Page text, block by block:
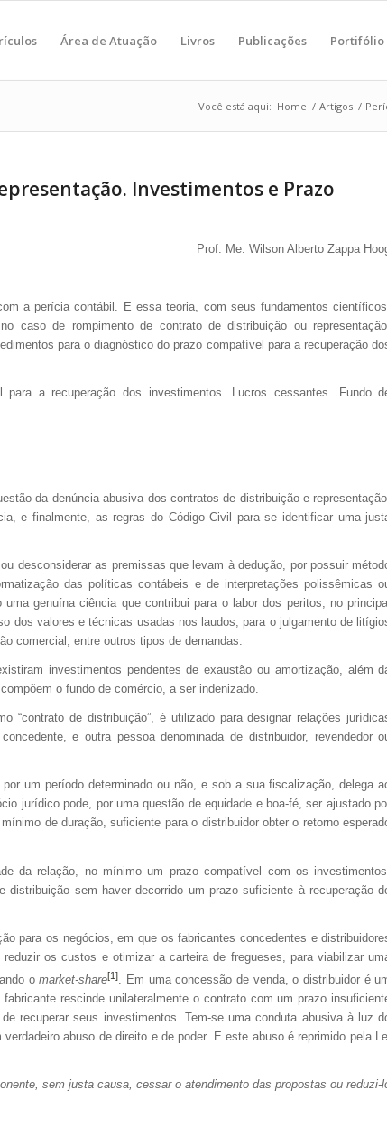
Área de Atuação Livros Publicações Portifólio
Você está aqui: Home / Artigos /
Investimentos e Prazo
Prof. Me. Wilson Alberto Zappa
a perícia contábil. E essa teoria, com seus fundamentos
caso de rompimento de contrato de distribuição ou
para o diagnóstico do prazo compatível para a recuperação
para a recuperação dos investimentos. Lucros cessantes. Fundo
da denúncia abusiva dos contratos de distribuição e
e finalmente, as regras do Código Civil para se identificar uma
desconsiderar as premissas que levam à dedução, por possuir
das políticas contábeis e de interpretações polissêmicas
genuína ciência que contribui para o labor dos peritos, no principal
dos valores e técnicas usadas nos laudos, para o julgamento de
comercial, entre outros tipos de demandas.
investimentos pendentes de exaustão ou amortização, além
o fundo de comércio, a ser indenizado.
de distribuição”, é utilizado para designar relações
e outra pessoa denominada de distribuidor, revendedor
um período determinado ou não, e sob a sua fiscalização, delega
jurídico pode, por uma questão de equidade e boa-fé, ser ajustado
de duração, suficiente para o distribuidor obter o retorno
relação, no mínimo um prazo compatível com os investimentos,
sem haver decorrido um prazo suficiente à recuperação
para os negócios, em que os fabricantes concedentes e
os custos e otimizar a carteira de fregueses, para viabilizar
omarket-share[1]
. Em uma concessão de venda, o distribuidor é
rescinde unilateralmente o contrato com um prazo
recuperar seus investimentos. Tem-se uma conduta abusiva à luz
abuso de direito e de poder. E este abuso é reprimido pela
sem justa causa, cessar o atendimento das propostas ou reduzi-